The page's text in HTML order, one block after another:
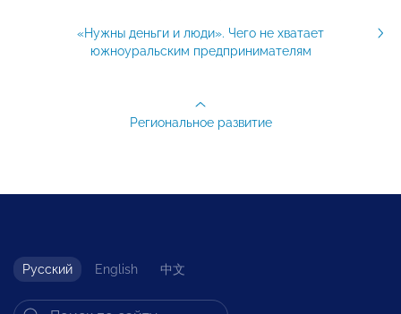
«Нужны деньги и люди». Чего не хватает
южноуральским предпринимателям
Региональное развитие
Русский English 中文